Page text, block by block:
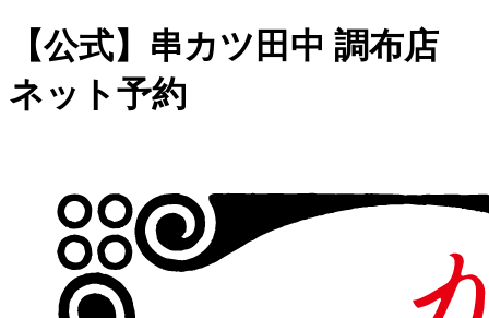
【公式】串カツ田中 調布店
ネット予約